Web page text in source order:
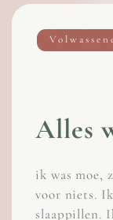
Alles
ik was moe,
voor niets.
slaappillen.